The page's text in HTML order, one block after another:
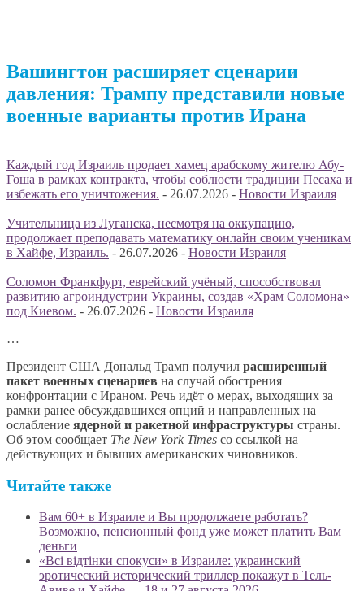
Вашингтон расширяет сценарии
давления: Трампу представили новые
военные варианты против Ирана
Каждый год Израиль продает хамец арабскому жителю Абу-
Гоша в рамках контракта, чтобы соблюсти традиции Песаха и
избежать его уничтожения. - 26.07.2026 - Новости Израиля
Учительница из Луганска, несмотря на оккупацию,
продолжает преподавать математику онлайн своим ученикам
в Хайфе, Израиль. - 26.07.2026 - Новости Израиля
Соломон Франкфурт, еврейский учёный, способствовал
развитию агроиндустрии Украины, создав «Храм Соломона»
под Киевом. - 26.07.2026 - Новости Израиля
…
Президент США Дональд Трамп получил расширенный
пакет военных сценариев на случай обострения
конфронтации с Ираном. Речь идёт о мерах, выходящих за
рамки ранее обсуждавшихся опций и направленных на
ослабление ядерной и ракетной инфраструктуры страны.
Об этом сообщает The New York Times со ссылкой на
действующих и бывших американских чиновников.
Читайте также
Вам 60+ в Израиле и Вы продолжаете работать?
Возможно, пенсионный фонд уже может платить Вам
деньги
«Всі відтінки спокуси» в Израиле: украинский
эротический исторический триллер покажут в Тель-